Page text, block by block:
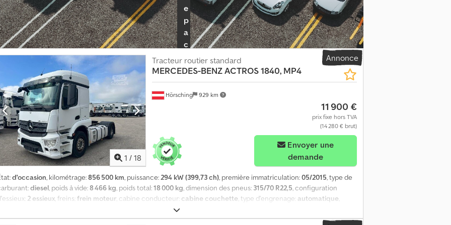
Defx Aqlorf
e
p
a
c
r
e
v
I
n
f
o
r
Annonce
1 / 18
Hörsching 929 km
Tracteur routier standard
MERCEDES-BENZACTROS 1840, MP4
11 900 €
prix fixe hors TVA
(14 280 € brut)
demande
d'occasion, kilométrage:856 500 km, puissance:294 kW (399,73 ch), première immatriculation:05/2015, type de
diesel, poids à vide:8 466 kg, poids total:18 000 kg, dimension des pneus: 315/70 R22,5, configuration
2 essieux, freins:frein moteur, cabine conducteur: cabine couchette, type d'engrenage: automatique,
, nombre de lits:
béquet, chauffage de stationnement, climatisation, frein à air comprimé, ordinateur de bord,